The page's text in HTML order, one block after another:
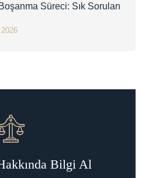
Süreci: Sık Sorulan
Bilgi Al